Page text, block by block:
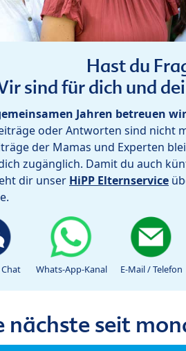
Hast du
sind für dich und
Jahren betreuen
oder Antworten sind nicht
der Mamas und Experten
zugänglich. Damit du auch
dir unser HiPP Elternservice
Chat Whats-App-Kanal E-Mail / Telefon
nächste seit